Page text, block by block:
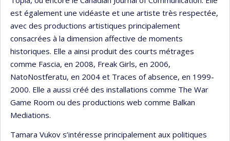
est également une vidéaste et une artiste très respectée,
avec des productions artistiques principalement
consacrées à la dimension affective de moments
historiques. Elle a ainsi produit des courts métrages
comme Fascia, en 2008, Freak Girls, en 2006,
NatoNostferatu, en 2004 et Traces of absence, en 1999-
2000. Elle a aussi créé des installations comme The War
Game Room ou des productions web comme Balkan
Mediations.
Tamara Vukov s’intéresse principalement aux politiques